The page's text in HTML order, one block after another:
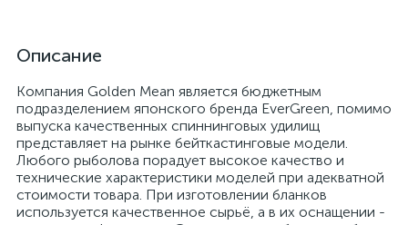
Описание
Компания Golden Mean является бюджетным
подразделением японского бренда EverGreen, помимо
выпуска качественных спиннинговых удилищ
представляет на рынке бейткастинговые модели.
Любого рыболова порадует высокое качество и
технические характеристики моделей при адекватной
стоимости товара. При изготовлении бланков
используется качественное сырьё, а в их оснащении -